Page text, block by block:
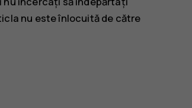
nu este înlocuită de către